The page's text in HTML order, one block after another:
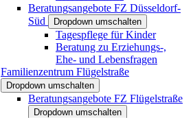
Beratungsangebote FZ Düsseldorf-
Süd
Dropdown umschalten
Tagespflege für Kinder
Beratung zu Erziehungs-,
Ehe- und Lebensfragen
Familienzentrum Flügelstraße
Dropdown umschalten
Beratungsangebote FZ Flügelstraße
Dropdown umschalten